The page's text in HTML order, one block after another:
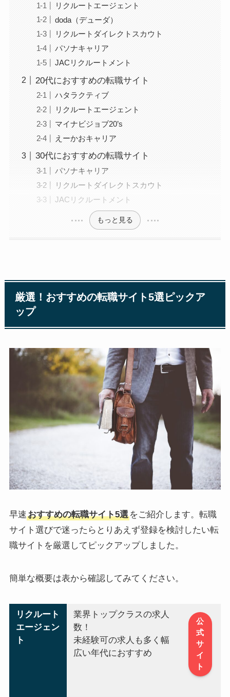
リクルートエージェント
doda（デューダ）
リクルートダイレクトスカウト
パソナキャリア
JACリクルートメント
20代におすすめの転職サイト
ハタラクティブ
リクルートエージェント
マイナビジョブ20’s
えーかおキャリア
30代におすすめの転職サイト
パソナキャリア
リクルートダイレクトスカウト
JACリクルートメント
もっと見る
厳選！おすすめの転職サイト5選ピックア
ップ
早速おすすめの転職サイト5選をご紹介します。転職
サイト選びで迷ったらとりあえず登録を検討したい転
職サイトを厳選してピックアップしました。
簡単な概要は表から確認してみてください。
リクルート
エージェン
ト
業界トップクラスの求人
数！
未経験可の求人も多く幅
広い年代におすすめ
公
式
サ
イ
ト